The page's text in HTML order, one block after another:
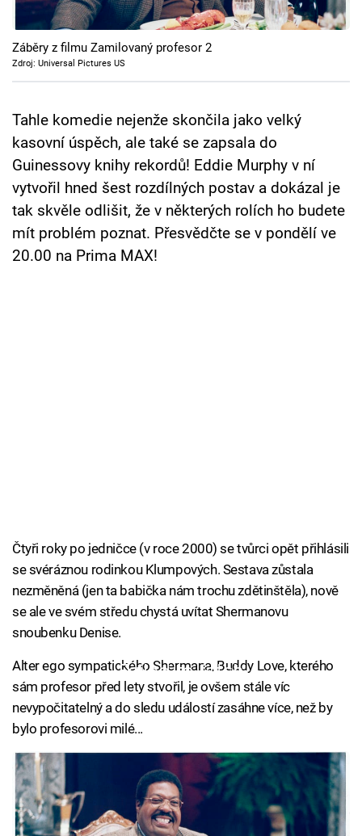
Cool Esport
Pořady
Sledujte prima+
Přihlášení
Sledujte nás
Záběry z filmu Zamilovaný profesor 2
Zdroj: Universal Pictures US
Tahle komedie nejenže skončila jako velký
kasovní úspěch, ale také se zapsala do
Guinessovy knihy rekordů! Eddie Murphy v ní
vytvořil hned šest rozdílných postav a dokázal je
tak skvěle odlišit, že v některých rolích ho budete
mít problém poznat. Přesvědčte se v pondělí ve
20.00 na Prima MAX!
Čtyři roky po jedničce (v roce 2000) se tvůrci opět přihlásili
se svéráznou rodinkou Klumpových. Sestava zůstala
nezměněná (jen ta babička nám trochu zdětinštěla), nově
se ale ve svém středu chystá uvítat Shermanovu
snoubenku Denise.
Failed to fetch
Alter ego sympatického Shermana, Buddy Love, kterého
sám profesor před lety stvořil, je ovšem stále víc
nevypočitatelný a do sledu událostí zasáhne více, než by
bylo profesorovi milé...